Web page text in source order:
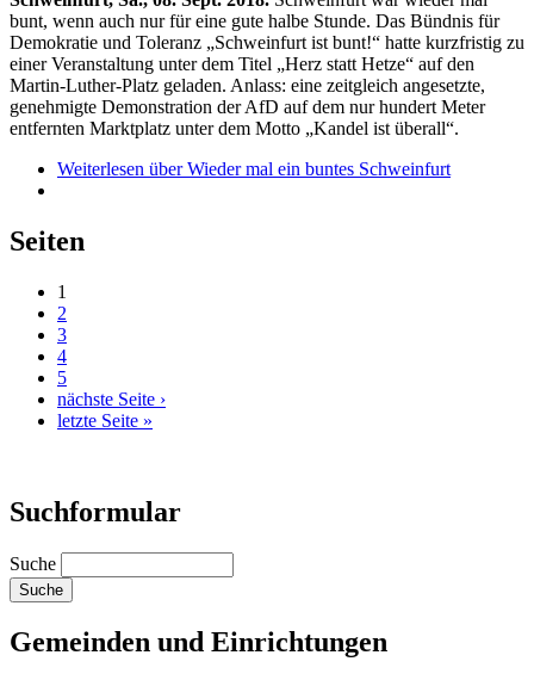
bunt, wenn auch nur für eine gute halbe Stunde. Das Bündnis für
Demokratie und Toleranz „Schweinfurt ist bunt!“ hatte kurzfristig zu
einer Veranstaltung unter dem Titel „Herz statt Hetze“ auf den
Martin-Luther-Platz geladen. Anlass: eine zeitgleich angesetzte,
genehmigte Demonstration der AfD auf dem nur hundert Meter
entfernten Marktplatz unter dem Motto „Kandel ist überall“.
Weiterlesen über Wieder mal ein buntes Schweinfurt
Seiten
1
2
3
4
5
nächste Seite ›
letzte Seite »
Suchformular
Suche
Gemeinden und Einrichtungen